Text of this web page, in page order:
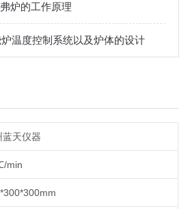
炉的工作原理
温度控制系统以及炉体的设计
蓝天仪器
min